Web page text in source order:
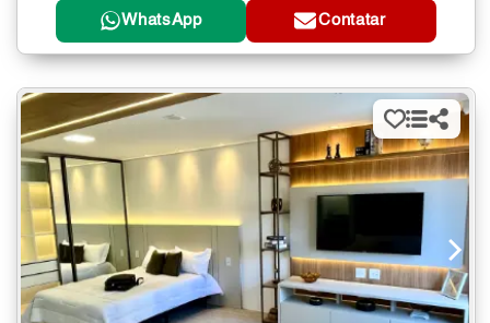
WhatsApp Contatar